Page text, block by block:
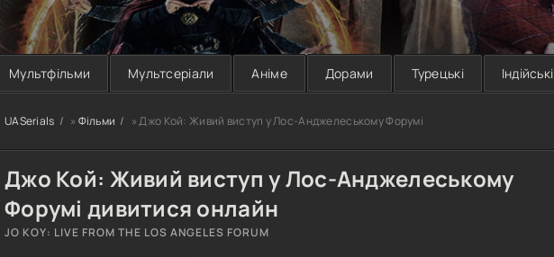
Мультфільми Мультсеріали Аніме Дорами Турецькі Індійські
UASerials » Фільми » Джо Кой: Живий виступ у Лос-Анджелеському Форумі
Джо Кой: Живий виступ у Лос-Анджелеському
Форумі дивитися онлайн
JO KOY: LIVE FROM THE LOS ANGELES FORUM